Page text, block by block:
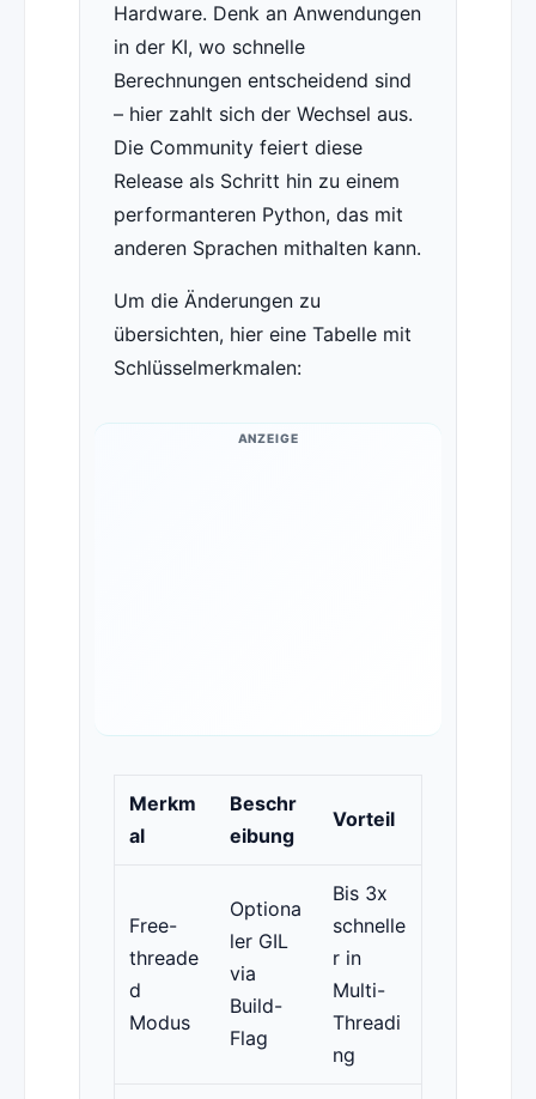
Hardware. Denk an Anwendungen
in der KI, wo schnelle
Berechnungen entscheidend sind
– hier zahlt sich der Wechsel aus.
Die Community feiert diese
Release als Schritt hin zu einem
performanteren Python, das mit
anderen Sprachen mithalten kann.
Um die Änderungen zu
übersichten, hier eine Tabelle mit
Schlüsselmerkmalen:
ANZEIGE
Merkm
al
Beschr
eibung
Vorteil
Free-
threade
d
Modus
Optiona
ler GIL
via
Build-
Flag
Bis 3x
schnelle
r in
Multi-
Threadi
ng